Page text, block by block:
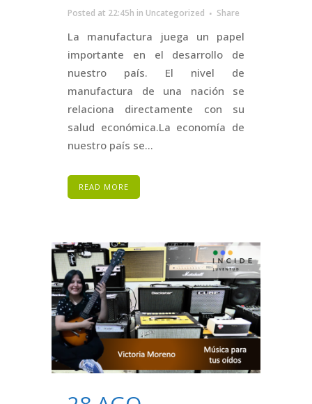
Posted at 22:45h in Uncategorized Share
La manufactura juega un papel
importante en el desarrollo de
nuestro país. El nivel de
manufactura de una nación se
relaciona directamente con su
salud económica.La economía de
nuestro país se...
READ MORE